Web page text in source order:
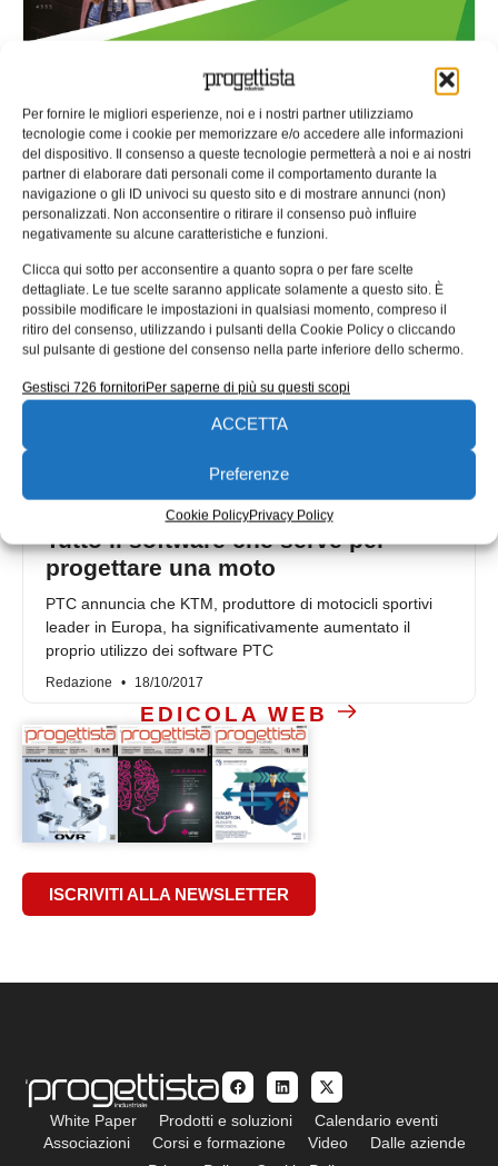
Per fornire le migliori esperienze, noi e i nostri partner utilizziamo
tecnologie come i cookie per memorizzare e/o accedere alle informazioni
del dispositivo. Il consenso a queste tecnologie permetterà a noi e ai nostri
partner di elaborare dati personali come il comportamento durante la
navigazione o gli ID univoci su questo sito e di mostrare annunci (non)
personalizzati. Non acconsentire o ritirare il consenso può influire
negativamente su alcune caratteristiche e funzioni.
Clicca qui sotto per acconsentire a quanto sopra o per fare scelte
dettagliate. Le tue scelte saranno applicate solamente a questo sito. È
possibile modificare le impostazioni in qualsiasi momento, compreso il
ritiro del consenso, utilizzando i pulsanti della Cookie Policy o cliccando
sul pulsante di gestione del consenso nella parte inferiore dello schermo.
Gestisci 726 fornitoriPer saperne di più su questi scopi
ACCETTA
Preferenze
Cookie PolicyPrivacy Policy
Il Made in Italy con PTC: un e-book
gratis da scaricare
Il progetto Made in Italy con PTC arriva al secondo
capitolo: è stato infatti pubblicato sul sito di PTC il
Redazione 20/12/2017
Tutto il software che serve per
progettare una moto
PTC annuncia che KTM, produttore di motocicli sportivi
leader in Europa, ha significativamente aumentato il
proprio utilizzo dei software PTC
Redazione 18/10/2017
EDICOLA WEB
ISCRIVITI ALLA NEWSLETTER
White Paper Prodotti e soluzioni
Calendario eventi
Associazioni
Corsi e formazione Video
Dalle aziende